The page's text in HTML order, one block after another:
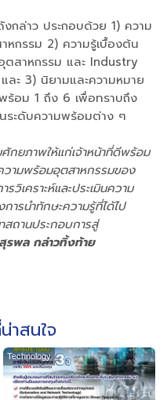
กล่าว ประกอบด้วย 1) ความ
กรรม 2) ความรู้เบื้องต้น
ตสาหกรรม และ Industry
ะ 3) นิยามและความหมาย
ร้อม 1 ถึง 6 เพื่อทราบถึง
ระดับความพร้อมต่าง ๆ
กยภาพให้แก่เจ้าหน้าที่ดีพร้อม
ความพร้อมอุตสาหกรรมของ
วิเคราะห์และประเมินความ
รนำทักษะความรู้ที่ได้ไป
ถานประกอบการสู่
รพล กล่าวทิ้งท้าย
าสนใจ
Technology